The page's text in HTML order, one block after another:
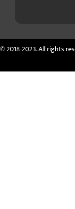
© 2018-2023. All rights